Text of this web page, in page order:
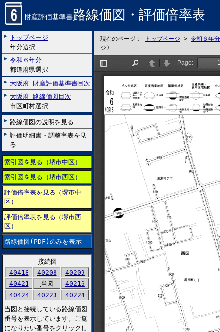
財産評価基準書路線価図・評価倍率表
トップページ
年分選択
令和６年分
都道府県選択
大阪府 財産評価基準書目次
大阪府 路線価図目次
市区町村選択
路線価図の説明を見る
評価明細書・調整率表を見
る
索引図を見る（堺市中区）
索引図を見る（堺市西区）
評価倍率表を見る（堺市中
区）
評価倍率表を見る（堺市西
区）
路線価図(PDF)のみを表示
接続図
40418
40208
40209
40421
当図
40216
40424
40223
40224
当図と接続している路線価図
番号を表示しています。ご覧
になりたい番号をクリックし
現在のページ： トップページ > 令和６年分
ジ)